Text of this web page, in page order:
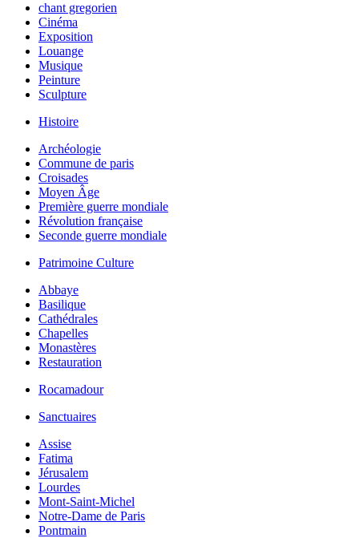
chant gregorien
Cinéma
Exposition
Louange
Musique
Peinture
Sculpture
Histoire
Archéologie
Commune de paris
Croisades
Moyen Âge
Première guerre mondiale
Révolution française
Seconde guerre mondiale
Patrimoine Culture
Abbaye
Basilique
Cathédrales
Chapelles
Monastères
Restauration
Rocamadour
Sanctuaires
Assise
Fatima
Jérusalem
Lourdes
Mont-Saint-Michel
Notre-Dame de Paris
Pontmain